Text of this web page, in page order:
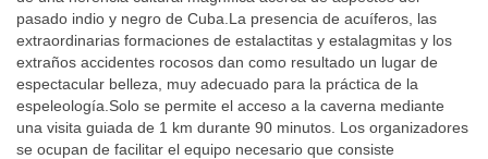
pasado indio y negro de Cuba.La presencia de acuíferos, las
extraordinarias formaciones de estalactitas y estalagmitas y los
extraños accidentes rocosos dan como resultado un lugar de
espectacular belleza, muy adecuado para la práctica de la
espeleología.Solo se permite el acceso a la caverna mediante
una visita guiada de 1 km durante 90 minutos. Los organizadores
se ocupan de facilitar el equipo necesario que consiste